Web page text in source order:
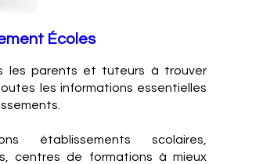
Écoles
les parents et tuteurs à trouver
les informations essentielles
établissements scolaires,
centres de formations à mieux